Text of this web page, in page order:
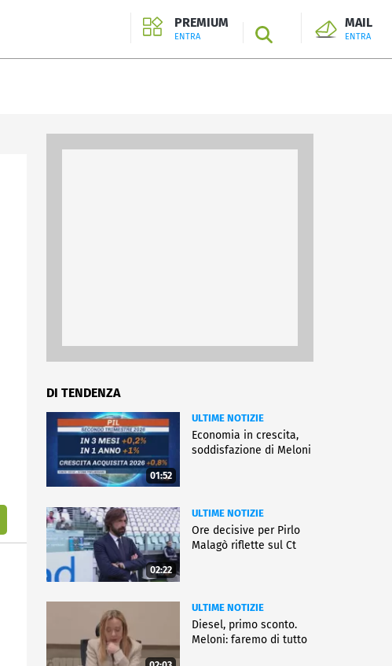
PREMIUM
ENTRA SEARCH
MAIL
ENTRA
DI TENDENZA
01:52
ULTIME NOTIZIE
Economia in crescita,
soddisfazione di Meloni
02:22
ULTIME NOTIZIE
Ore decisive per Pirlo
Malagò riflette sul Ct
ULTIME NOTIZIE
Diesel, primo sconto.
Meloni: faremo di tutto